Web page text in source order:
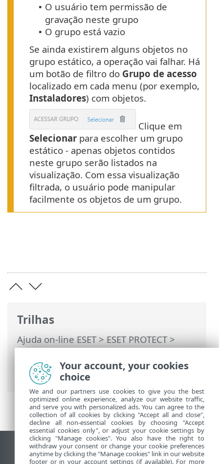
Trilhas
Ajuda on-line ESET>ESET PROTECT>
Usando o ESET PROTECT>ESET PROTECT
Menu principal >Computadores>
Grupos> Grupos estáticos
• O usuário tem permissão de
gravação neste grupo
• O grupo está vazio
Se ainda existirem alguns objetos no
grupo estático, a operação vai falhar. Há
um botão de filtro do Grupo de acesso
localizado em cada menu (por exemplo,
Instaladores) com objetos.
Clique em
Selecionar para escolher um grupo
estático - apenas objetos contidos
neste grupo serão listados na
visualização. Com essa visualização
filtrada, o usuário pode manipular
facilmente os objetos de um grupo.
Ver site para desktop
Your account, your cookies
choice
We and our partners use cookies to give you the best
optimized online experience, analyze our website traffic,
and serve you with personalized ads. You can agree to the
collection of all cookies by clicking "Accept all and close",
decline all non-essential cookies by choosing "Accept
essential cookies only", or adjust your cookie settings by
clicking "Manage cookies". You also have the right to
withdraw your consent or change your cookie preferences
anytime by clicking the "Manage cookies" link in our website
footer or in your account settings (if available). For more